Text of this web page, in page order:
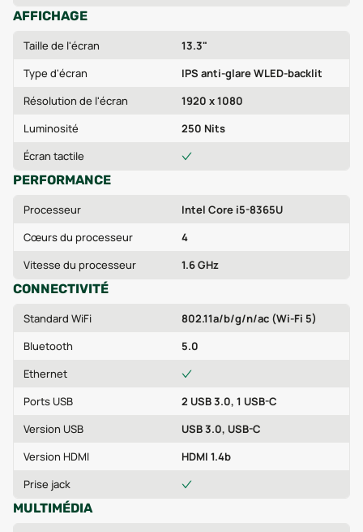
AFFICHAGE
Taille de l'écran
13.3"
Type d'écran
IPS anti-glare WLED-backlit
Résolution de l'écran
1920 x 1080
Luminosité
250 Nits
Écran tactile
PERFORMANCE
Processeur
Intel Core i5-8365U
Cœurs du processeur
4
Vitesse du processeur
1.6 GHz
CONNECTIVITÉ
Standard WiFi
802.11a/b/g/n/ac (Wi-Fi 5)
Bluetooth
5.0
Ethernet
Ports USB
2 USB 3.0, 1 USB-C
Version USB
USB 3.0, USB-C
Version HDMI
HDMI 1.4b
Prise jack
MULTIMÉDIA